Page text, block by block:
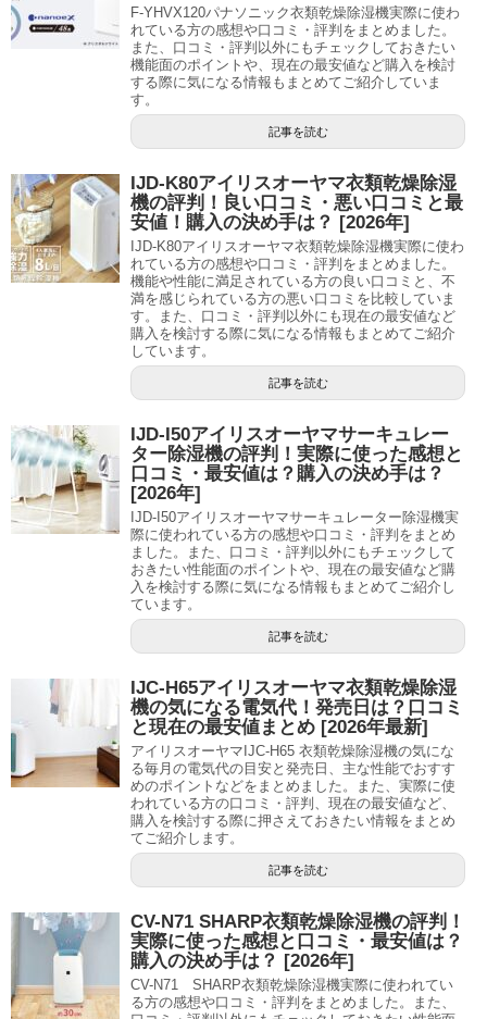
F-YHVX120パナソニック衣類乾燥除湿機実際に使わ
れている方の感想や口コミ・評判をまとめました。
また、口コミ・評判以外にもチェックしておきたい
機能面のポイントや、現在の最安値など購入を検討
する際に気になる情報もまとめてご紹介していま
す。
記事を読む
IJD-K80アイリスオーヤマ衣類乾燥除湿
機の評判！良い口コミ・悪い口コミと最
安値！購入の決め手は？ [2026年]
IJD-K80アイリスオーヤマ衣類乾燥除湿機実際に使わ
れている方の感想や口コミ・評判をまとめました。
機能や性能に満足されている方の良い口コミと、不
満を感じられている方の悪い口コミを比較していま
す。また、口コミ・評判以外にも現在の最安値など
購入を検討する際に気になる情報もまとめてご紹介
しています。
記事を読む
IJD-I50アイリスオーヤマサーキュレー
ター除湿機の評判！実際に使った感想と
口コミ・最安値は？購入の決め手は？
[2026年]
IJD-I50アイリスオーヤマサーキュレーター除湿機実
際に使われている方の感想や口コミ・評判をまとめ
ました。また、口コミ・評判以外にもチェックして
おきたい性能面のポイントや、現在の最安値など購
入を検討する際に気になる情報もまとめてご紹介し
ています。
記事を読む
IJC-H65アイリスオーヤマ衣類乾燥除湿
機の気になる電気代！発売日は？口コミ
と現在の最安値まとめ [2026年最新]
アイリスオーヤマIJC-H65 衣類乾燥除湿機の気にな
る毎月の電気代の目安と発売日、主な性能でおすす
めのポイントなどをまとめました。また、実際に使
われている方の口コミ・評判、現在の最安値など、
購入を検討する際に押さえておきたい情報をまとめ
てご紹介します。
記事を読む
CV-N71 SHARP衣類乾燥除湿機の評判！
実際に使った感想と口コミ・最安値は？
購入の決め手は？ [2026年]
CV-N71 SHARP衣類乾燥除湿機実際に使われてい
る方の感想や口コミ・評判をまとめました。また、